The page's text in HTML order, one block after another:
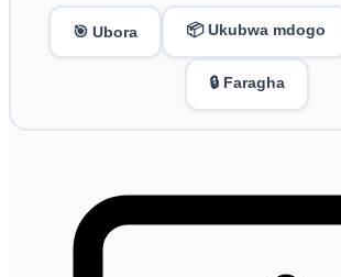
🎯 Ubora 📦 Ukubwa mdogo
🔒 Faragha